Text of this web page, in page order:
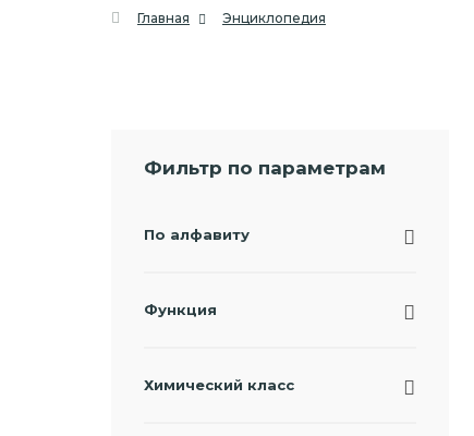
Главная Энциклопедия
Фильтр по параметрам
По алфавиту
Функция
Химический класс